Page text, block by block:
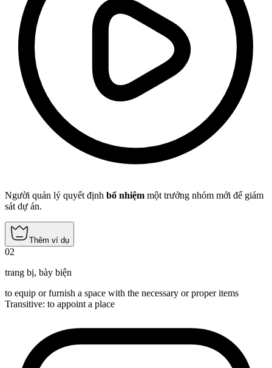
Người quản lý quyết định bổ nhiệm một trưởng nhóm mới để giám
sát dự án.
Thêm ví dụ
02
trang bị, bày biện
to equip or furnish a space with the necessary or proper items
Transitive: to appoint a place